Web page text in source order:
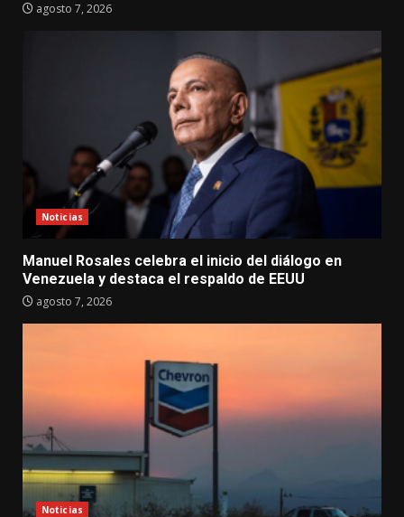
agosto 7, 2026
Noticias
Manuel Rosales celebra el inicio del diálogo en
Venezuela y destaca el respaldo de EEUU
agosto 7, 2026
Noticias